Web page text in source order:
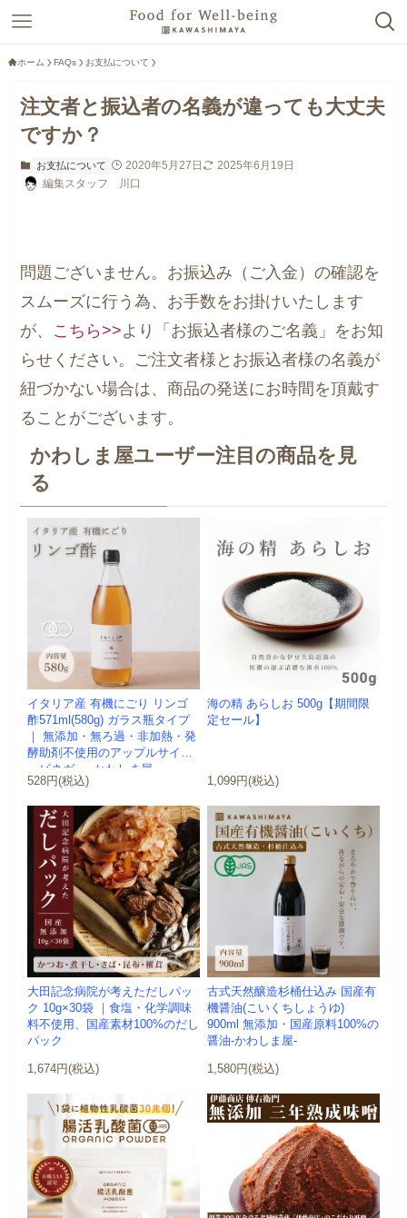
ホーム FAQs お支払について
注文者と振込者の名義が違っても大丈夫
ですか？
お支払について 2020年5月27日
2025年6月19日
編集スタッフ 川口
問題ございません。お振込み（ご入金）の確認を
スムーズに行う為、お手数をお掛けいたします
が、 こちら>>より「お振込者様のご名義」をお知
らせください。ご注文者様とお振込者様の名義が
紐づかない場合は、商品の発送にお時間を頂戴す
ることがございます。
かわしま屋ユーザー注目の商品を見
る
イタリア産 有機にごり リンゴ
酢571ml(580g) ガラス瓶タイプ
｜ 無添加・無ろ過・非加熱・発
酵助剤不使用のアップルサイダ
ービネガー -かわしま屋-
528円(税込)
海の精 あらしお 500g【期間限
定セール】
1,099円(税込)
大田記念病院が考えただしパッ
ク 10g×30袋 ｜食塩・化学調味
料不使用、国産素材100%のだし
パック
1,674円(税込)
古式天然醸造杉桶仕込み 国産有
機醤油(こいくちしょうゆ)
900ml 無添加・国産原料100%の
醤油-かわしま屋-
1,580円(税込)